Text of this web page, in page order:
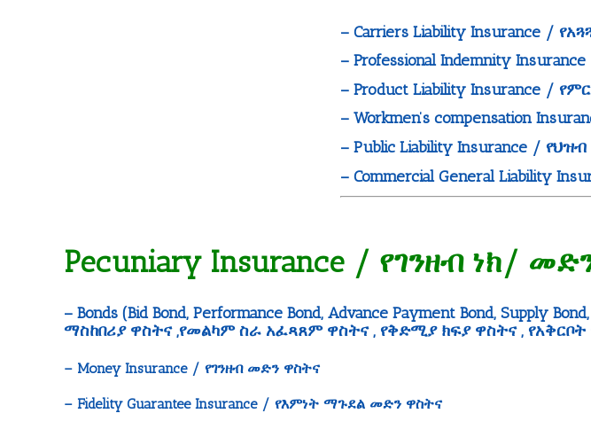
– Carriers Liability Insurance /
– Professional Indemnity
– Product Liability Insurance /
– Workmen’s compensation
– Public Liability Insurance /
– Commercial General Liability
Pecuniary Insurance / የገንዘብ ነክ/
– Bonds (Bid Bond, Performance Bond, Advance Payment Bond, Supply
ማስከበሪያ ዋስትና ,የመልካም ስራ አፈጻጸም ዋስትና , የቅድሚያ ክፍያ ዋስትና ,
– Money Insurance / የገንዘብ መድን ዋስትና
– Fidelity Guarantee Insurance / የእምነት ማጉደል መድን ዋስትና